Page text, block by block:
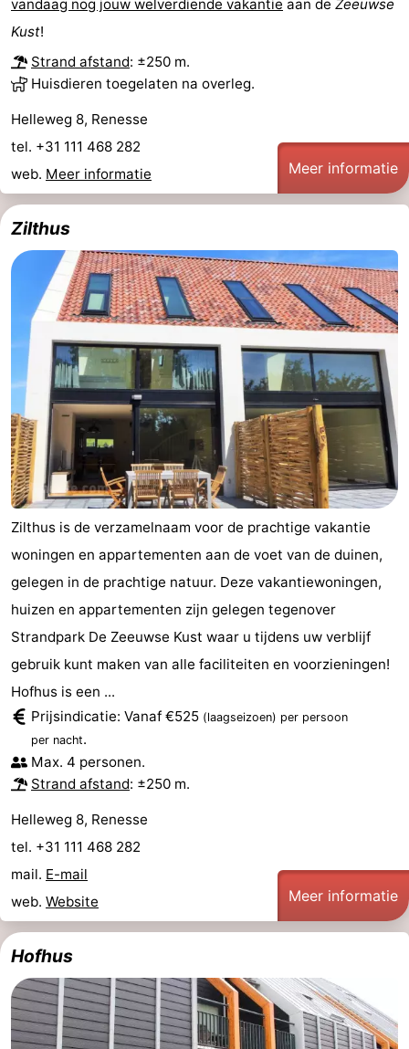
Praktisch
Jongeren
Forum
Route
-
Parkeren
Reisboekenwinkel
Nieuws
Medische
adressen
Regio
Zuid-
Holland
-
Leiden
Bollenstreek
-
Natuur
Hollands
Duin
-
Noordwijk
-
Katwijk
-
Scheveningen
-
Den
Haag
Rotterdam
-
Rockanje
Zeeland
Schouwen-
Duiveland
-
Brouwershaven
-
Bruinisse
Zierikzee
-
vandaag nog jouw welverdiende vakantie aan de Zeeuwse
Kust!
Strand afstand: ±250 m.
Huisdieren toegelaten na overleg.
Helleweg 8, Renesse
tel. +31 111 468 282
web. Meer informatie Meer informatie
Zilthus
Zilthus is de verzamelnaam voor de prachtige vakantie
woningen en appartementen aan de voet van de duinen,
gelegen in de prachtige natuur. Deze vakantiewoningen,
huizen en appartementen zijn gelegen tegenover
Strandpark De Zeeuwse Kust waar u tijdens uw verblijf
gebruik kunt maken van alle faciliteiten en voorzieningen!
Hofhus is een ...
Prijsindicatie: Vanaf €525 (laagseizoen) per persoon
per nacht.
Max. 4 personen.
Strand afstand: ±250 m.
Helleweg 8, Renesse
tel. +31 111 468 282
mail. E-mail
web. Website Meer informatie
Hofhus